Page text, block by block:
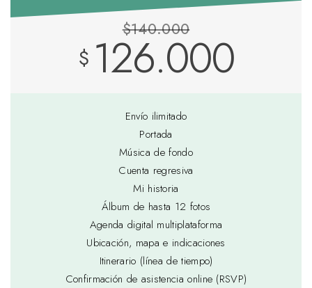
$140.000
$ 126.000
Envío ilimitado
Portada
Música de fondo
Cuenta regresiva
Mi historia
Álbum de hasta 12 fotos
Agenda digital multiplataforma
Ubicación, mapa e indicaciones
Itinerario (línea de tiempo)
Confirmación de asistencia online (RSVP)